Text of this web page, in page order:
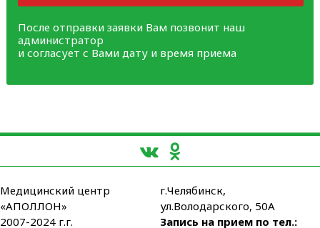
После отправки заявки Вам позвонит наш
администратор
и согласует с Вами дату и время приема
Медицинский центр
«АПОЛЛОН»
2007-2024 г.г.
г.Челябинск,
ул.Володарского, 50А
Запись на прием по тел.: